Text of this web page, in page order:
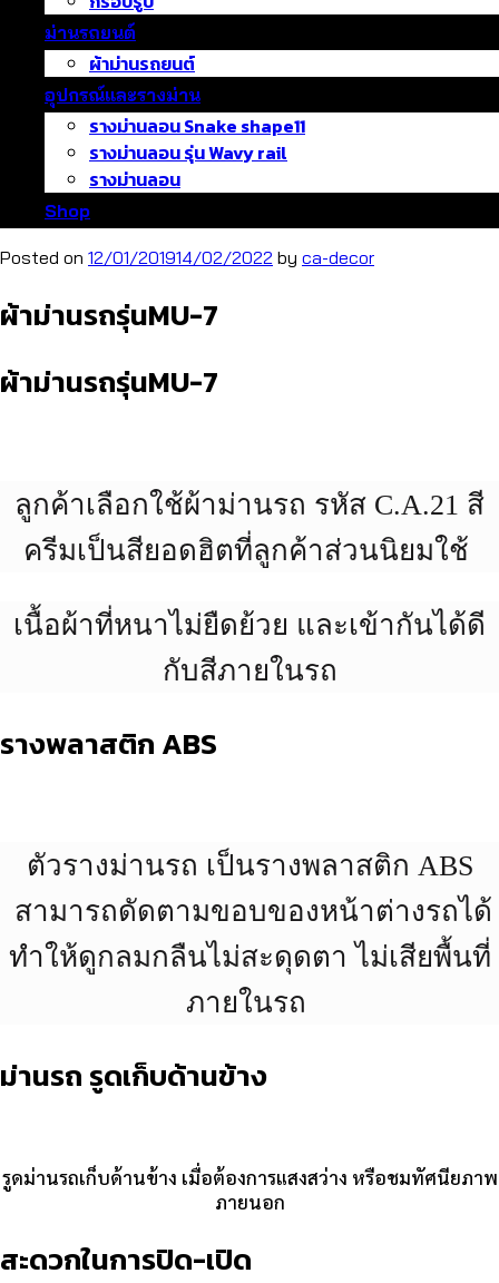
ม่านรถยนต์
ผ้าม่านรถยนต์
อุปกรณ์และรางม่าน
รางม่านลอน Snake shape11
รางม่านลอน รุ่น Wavy rail
รางม่านลอน
Shop
Posted on 12/01/201914/02/2022 by ca-decor
ผ้าม่านรถรุ่นMU-7
ผ้าม่านรถรุ่นMU-7
ลูกค้าเลือกใช้ผ้าม่านรถ รหัส C.A.21 สี
ครีมเป็นสียอดฮิตที่ลูกค้าส่วนนิยมใช้
เนื้อผ้าที่หนาไม่ยืดย้วย และเข้ากันได้ดี
กับสีภายในรถ
รางพลาสติก ABS
ตัวรางม่านรถ เป็นรางพลาสติก ABS
สามารถดัดตามขอบของหน้าต่างรถได้
ทำให้ดูกลมกลืนไม่สะดุดตา ไม่เสียพื้นที่
ภายในรถ
ม่านรถ รูดเก็บด้านข้าง
รูดม่านรถเก็บด้านข้าง เมื่อต้องการแสงสว่าง หรือชมทัศนียภาพ
ภายนอก
สะดวกในการปิด-เปิด